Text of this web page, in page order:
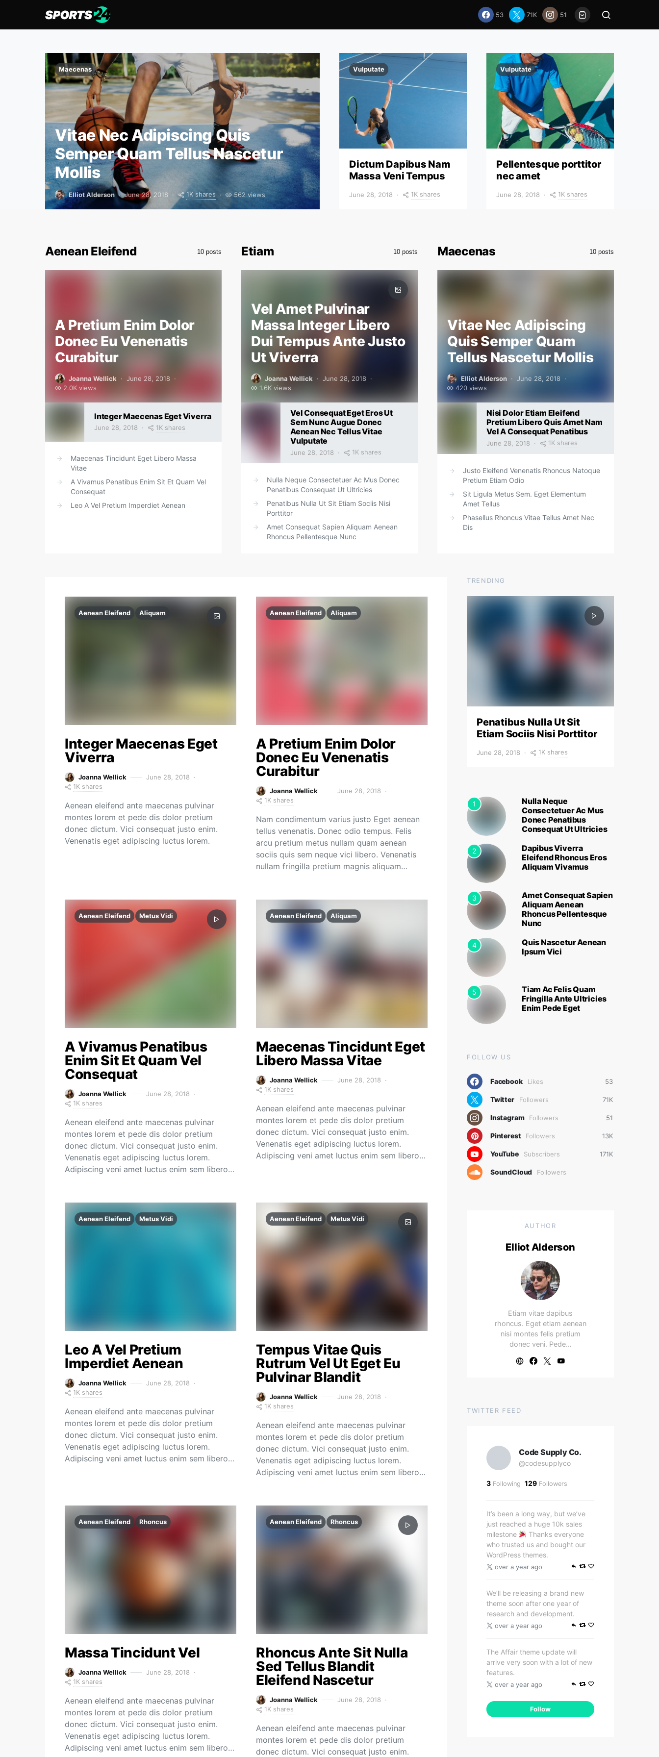
53 71K 51
Maecenas
Vitae Nec Adipiscing Quis
Semper Quam Tellus Nascetur
Mollis
Elliot Alderson June 28, 2018 1K shares 562 views
Vulputate
Dictum Dapibus Nam
Massa Veni Tempus
June 28, 2018 1K shares
Vulputate
Pellentesque porttitor
nec amet
June 28, 2018 1K shares
Aenean Eleifend 10 posts
A Pretium Enim Dolor
Donec Eu Venenatis
Curabitur
Joanna Wellick
June 28, 2018
2.0K views
Integer Maecenas Eget Viverra
June 28, 2018 1K shares
Maecenas Tincidunt Eget Libero Massa
Vitae
A Vivamus Penatibus Enim Sit Et Quam Vel
Consequat
Leo A Vel Pretium Imperdiet Aenean
Etiam 10 posts
Vel Amet Pulvinar
Massa Integer Libero
Dui Tempus Ante Justo
Ut Viverra
Joanna Wellick
June 28, 2018
1.6K views
Vel Consequat Eget Eros Ut
Sem Nunc Augue Donec
Aenean Nec Tellus Vitae
Vulputate
June 28, 2018 1K shares
Nulla Neque Consectetuer Ac Mus Donec
Penatibus Consequat Ut Ultricies
Penatibus Nulla Ut Sit Etiam Sociis Nisi
Porttitor
Amet Consequat Sapien Aliquam Aenean
Rhoncus Pellentesque Nunc
Maecenas 10 posts
Vitae Nec Adipiscing
Quis Semper Quam
Tellus Nascetur Mollis
Elliot Alderson
June 28, 2018
420 views
Nisi Dolor Etiam Eleifend
Pretium Libero Quis Amet Nam
Vel A Consequat Penatibus
June 28, 2018 1K shares
Justo Eleifend Venenatis Rhoncus Natoque
Pretium Etiam Odio
Sit Ligula Metus Sem. Eget Elementum
Amet Tellus
Phasellus Rhoncus Vitae Tellus Amet Nec
Dis
Aenean Eleifend Aliquam
Integer Maecenas Eget
Viverra
Joanna Wellick
June 28, 2018
1K shares
Aenean eleifend ante maecenas pulvinar
montes lorem et pede dis dolor pretium
donec dictum. Vici consequat justo enim.
Venenatis eget adipiscing luctus lorem.
Aenean Eleifend Aliquam
A Pretium Enim Dolor
Donec Eu Venenatis
Curabitur
Joanna Wellick
June 28, 2018
1K shares
Nam condimentum varius justo Eget aenean
tellus venenatis. Donec odio tempus. Felis
arcu pretium metus nullam quam aenean
sociis quis sem neque vici libero. Venenatis
nullam fringilla pretium magnis aliquam…
Aenean Eleifend Metus Vidi
A Vivamus Penatibus
Enim Sit Et Quam Vel
Consequat
Joanna Wellick
June 28, 2018
1K shares
Aenean eleifend ante maecenas pulvinar
montes lorem et pede dis dolor pretium
donec dictum. Vici consequat justo enim.
Venenatis eget adipiscing luctus lorem.
Adipiscing veni amet luctus enim sem libero…
Aenean Eleifend Aliquam
Maecenas Tincidunt Eget
Libero Massa Vitae
Joanna Wellick
June 28, 2018
1K shares
Aenean eleifend ante maecenas pulvinar
montes lorem et pede dis dolor pretium
donec dictum. Vici consequat justo enim.
Venenatis eget adipiscing luctus lorem.
Adipiscing veni amet luctus enim sem libero…
Aenean Eleifend Metus Vidi
Leo A Vel Pretium
Imperdiet Aenean
Joanna Wellick
June 28, 2018
1K shares
Aenean eleifend ante maecenas pulvinar
montes lorem et pede dis dolor pretium
donec dictum. Vici consequat justo enim.
Venenatis eget adipiscing luctus lorem.
Adipiscing veni amet luctus enim sem libero…
Aenean Eleifend Metus Vidi
Tempus Vitae Quis
Rutrum Vel Ut Eget Eu
Pulvinar Blandit
Joanna Wellick
June 28, 2018
1K shares
Aenean eleifend ante maecenas pulvinar
montes lorem et pede dis dolor pretium
donec dictum. Vici consequat justo enim.
Venenatis eget adipiscing luctus lorem.
Adipiscing veni amet luctus enim sem libero…
Aenean Eleifend Rhoncus
Massa Tincidunt Vel
Joanna Wellick
June 28, 2018
1K shares
Aenean eleifend ante maecenas pulvinar
montes lorem et pede dis dolor pretium
donec dictum. Vici consequat justo enim.
Venenatis eget adipiscing luctus lorem.
Adipiscing veni amet luctus enim sem libero…
Aenean Eleifend Rhoncus
Rhoncus Ante Sit Nulla
Sed Tellus Blandit
Eleifend Nascetur
Joanna Wellick
June 28, 2018
1K shares
Aenean eleifend ante maecenas pulvinar
montes lorem et pede dis dolor pretium
donec dictum. Vici consequat justo enim.
TRENDING
Penatibus Nulla Ut Sit
Etiam Sociis Nisi Porttitor
June 28, 2018 1K shares
1
Nulla Neque
Consectetuer Ac Mus
Donec Penatibus
Consequat Ut Ultricies
2
Dapibus Viverra
Eleifend Rhoncus Eros
Aliquam Vivamus
3
Amet Consequat Sapien
Aliquam Aenean
Rhoncus Pellentesque
Nunc
4
Quis Nascetur Aenean
Ipsum Vici
5
Tiam Ac Felis Quam
Fringilla Ante Ultricies
Enim Pede Eget
FOLLOW US
Facebook 53
Likes
Twitter 71K
Followers
Instagram 51
Followers
Pinterest 13K
Followers
YouTube 171K
Subscribers
SoundCloud Followers
AUTHOR
Elliot Alderson
Etiam vitae dapibus
rhoncus. Eget etiam aenean
nisi montes felis pretium
donec veni. Pede…
TWITTER FEED
Code Supply Co.
@codesupplyco
3 Following 129 Followers
It’s been a long way, but we’ve
just reached a huge 10k sales
milestone
Thanks everyone
who trusted us and bought our
WordPress themes.
over a year ago
We’ll be releasing a brand new
theme soon after one year of
research and development.
over a year ago
The Affair theme update will
arrive very soon with a lot of new
features.
over a year ago
Follow